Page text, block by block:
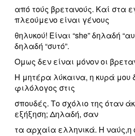
από τούς βρετανούς. Καί στα
πλεούμενο είναι γένους
θηλυκού! Eίναι “she” δηλαδή
δηλαδή “συτό”.
Ομως δεν είναι μόνον οι
Η μητέρα λύκαινα, η κυρά μου
φιλόλογος στις
σπουδές. Το σχόλιο της όταν
εξήξηση; Δηλαδή, σαν
τα αρχαία ελληνικά. Η